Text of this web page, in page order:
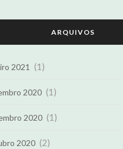
ARQUIVOS
2021 (1)
2020 (1)
2020 (1)
2020 (2)